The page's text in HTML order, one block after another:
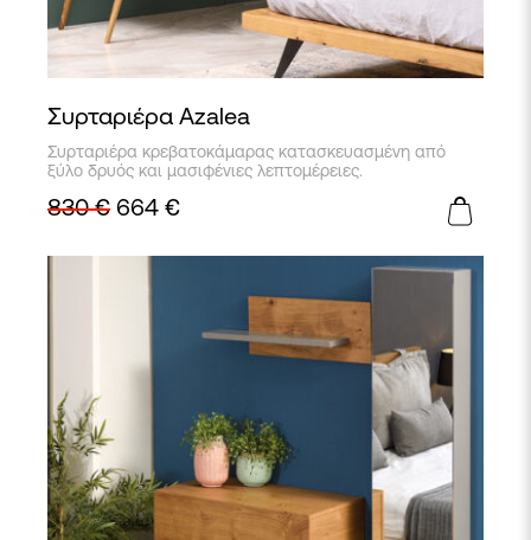
Συρταριέρα Azalea
Συρταριέρα κρεβατοκάμαρας κατασκευασμένη από
ξύλο δρυός και μασιφένιες λεπτομέρειες.
830€ 664 €